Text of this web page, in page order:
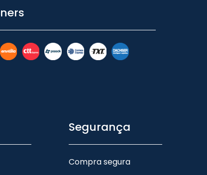
Segurança
Compra segura